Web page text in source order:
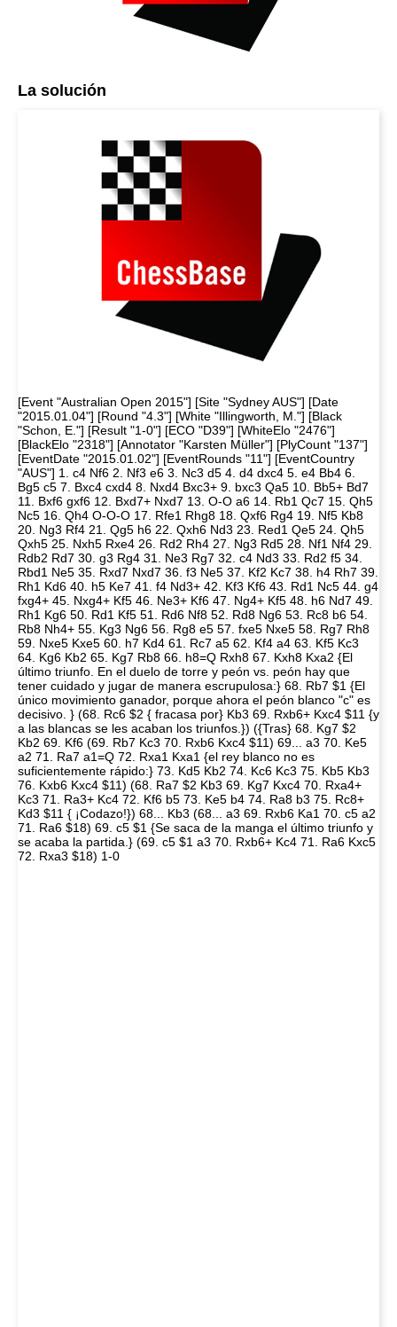
La solución
[Event "Australian Open 2015"] [Site "Sydney AUS"] [Date
"2015.01.04"] [Round "4.3"] [White "Illingworth, M."] [Black
"Schon, E."] [Result "1-0"] [ECO "D39"] [WhiteElo "2476"]
[BlackElo "2318"] [Annotator "Karsten Müller"] [PlyCount "137"]
[EventDate "2015.01.02"] [EventRounds "11"] [EventCountry
"AUS"] 1. c4 Nf6 2. Nf3 e6 3. Nc3 d5 4. d4 dxc4 5. e4 Bb4 6.
Bg5 c5 7. Bxc4 cxd4 8. Nxd4 Bxc3+ 9. bxc3 Qa5 10. Bb5+ Bd7
11. Bxf6 gxf6 12. Bxd7+ Nxd7 13. O-O a6 14. Rb1 Qc7 15. Qh5
Nc5 16. Qh4 O-O-O 17. Rfe1 Rhg8 18. Qxf6 Rg4 19. Nf5 Kb8
20. Ng3 Rf4 21. Qg5 h6 22. Qxh6 Nd3 23. Red1 Qe5 24. Qh5
Qxh5 25. Nxh5 Rxe4 26. Rd2 Rh4 27. Ng3 Rd5 28. Nf1 Nf4 29.
Rdb2 Rd7 30. g3 Rg4 31. Ne3 Rg7 32. c4 Nd3 33. Rd2 f5 34.
Rbd1 Ne5 35. Rxd7 Nxd7 36. f3 Ne5 37. Kf2 Kc7 38. h4 Rh7 39.
Rh1 Kd6 40. h5 Ke7 41. f4 Nd3+ 42. Kf3 Kf6 43. Rd1 Nc5 44. g4
fxg4+ 45. Nxg4+ Kf5 46. Ne3+ Kf6 47. Ng4+ Kf5 48. h6 Nd7 49.
Rh1 Kg6 50. Rd1 Kf5 51. Rd6 Nf8 52. Rd8 Ng6 53. Rc8 b6 54.
Rb8 Nh4+ 55. Kg3 Ng6 56. Rg8 e5 57. fxe5 Nxe5 58. Rg7 Rh8
59. Nxe5 Kxe5 60. h7 Kd4 61. Rc7 a5 62. Kf4 a4 63. Kf5 Kc3
64. Kg6 Kb2 65. Kg7 Rb8 66. h8=Q Rxh8 67. Kxh8 Kxa2 {El
último triunfo. En el duelo de torre y peón vs. peón hay que
tener cuidado y jugar de manera escrupulosa:} 68. Rb7 $1 {El
único movimiento ganador, porque ahora el peón blanco "c" es
decisivo. } (68. Rc6 $2 { fracasa por} Kb3 69. Rxb6+ Kxc4 $11 {y
a las blancas se les acaban los triunfos.}) ({Tras} 68. Kg7 $2
Kb2 69. Kf6 (69. Rb7 Kc3 70. Rxb6 Kxc4 $11) 69... a3 70. Ke5
a2 71. Ra7 a1=Q 72. Rxa1 Kxa1 {el rey blanco no es
suficientemente rápido:} 73. Kd5 Kb2 74. Kc6 Kc3 75. Kb5 Kb3
76. Kxb6 Kxc4 $11) (68. Ra7 $2 Kb3 69. Kg7 Kxc4 70. Rxa4+
Kc3 71. Ra3+ Kc4 72. Kf6 b5 73. Ke5 b4 74. Ra8 b3 75. Rc8+
Kd3 $11 { ¡Codazo!}) 68... Kb3 (68... a3 69. Rxb6 Ka1 70. c5 a2
71. Ra6 $18) 69. c5 $1 {Se saca de la manga el último triunfo y
se acaba la partida.} (69. c5 $1 a3 70. Rxb6+ Kc4 71. Ra6 Kxc5
72. Rxa3 $18) 1-0